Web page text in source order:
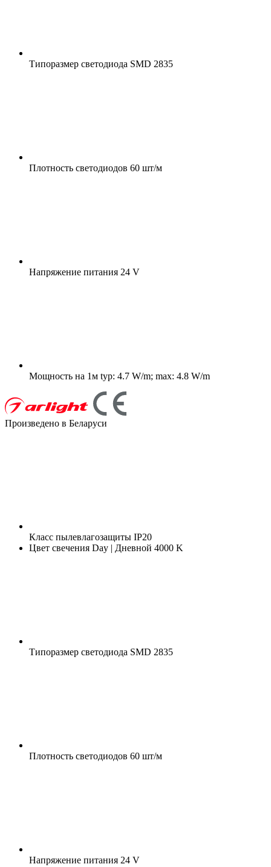
Типоразмер светодиода SMD 2835
Плотность светодиодов 60 шт/м
Напряжение питания 24 V
Мощность на 1м typ: 4.7 W/m; max: 4.8 W/m
Произведено в Беларуси
Класс пылевлагозащиты IP20
Цвет свечения Day | Дневной 4000 K
Типоразмер светодиода SMD 2835
Плотность светодиодов 60 шт/м
Напряжение питания 24 V